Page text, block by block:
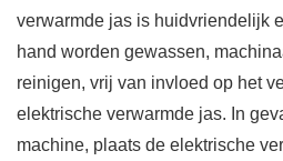
verwarmde jas is huidvriendelijk
hand worden gewassen,
reinigen, vrij van invloed op het
elektrische verwarmde jas. In
machine, plaats de elektrische